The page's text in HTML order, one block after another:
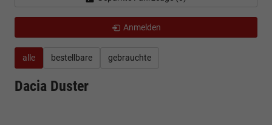
alle bestellbare gebrauchte
Dacia Duster
Anmelden